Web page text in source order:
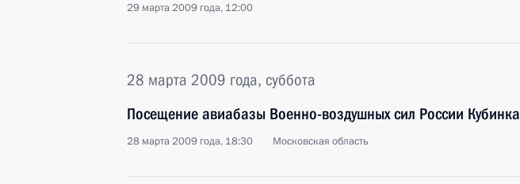
29 марта 2009 года, 12:00
28 марта 2009 года, суббота
Посещение авиабазы Военно-воздушных сил России Кубинка
28 марта 2009 года, 18:30 Московская область